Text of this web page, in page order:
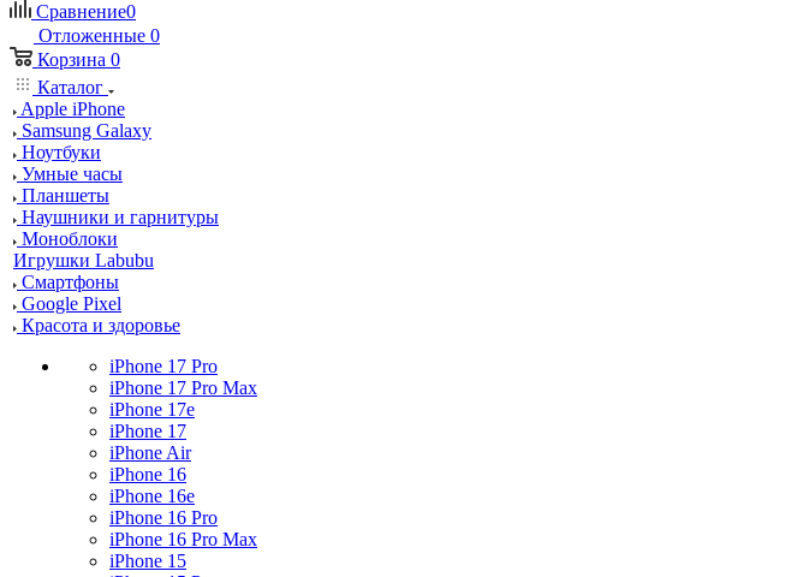
Сравнение0
Отложенные 0
Корзина 0
Каталог
Apple iPhone
Samsung Galaxy
Ноутбуки
Умные часы
Планшеты
Наушники и гарнитуры
Моноблоки
Игрушки Labubu
Смартфоны
Google Pixel
Красота и здоровье
iPhone 17 Pro
iPhone 17 Pro Max
iPhone 17e
iPhone 17
iPhone Air
iPhone 16
iPhone 16e
iPhone 16 Pro
iPhone 16 Pro Max
iPhone 15